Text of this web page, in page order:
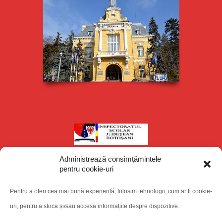
Administrează consimțămintele
pentru cookie-uri
Pentru a oferi cea mai bună experiență, folosim tehnologii, cum ar fi cookie-
uri, pentru a stoca și/sau accesa informațiile despre dispozitive.